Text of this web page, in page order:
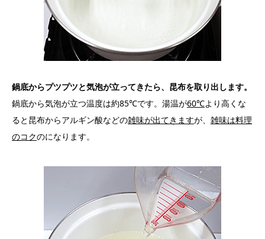
鍋底からプツプツと気泡が立ってきたら、昆布を取り出します。
鍋底から気泡が立つ温度は約85℃です。湯温が60℃より高くな
ると昆布からアルギン酸などの雑味が出てきますが、 雑味は料理
のコクのになります。